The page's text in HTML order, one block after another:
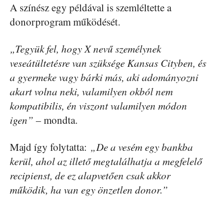
A színész egy példával is szemléltette a
donorprogram működését.
„Tegyük fel, hogy X nevű személynek
veseátültetésre van szüksége Kansas Cityben, és
a gyermeke vagy bárki más, aki adományozni
akart volna neki, valamilyen okból nem
kompatibilis, én viszont valamilyen módon
igen” – mondta.
Majd így folytatta: „De a vesém egy bankba
kerül, ahol az illető megtalálhatja a megfelelő
recipienst, de ez alapvetően csak akkor
működik, ha van egy önzetlen donor.”